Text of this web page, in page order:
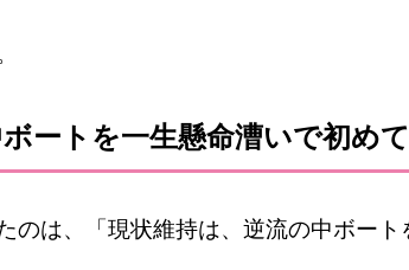
ートを一生懸命漕いで初め
のは、「現状維持は、逆流の中ボー